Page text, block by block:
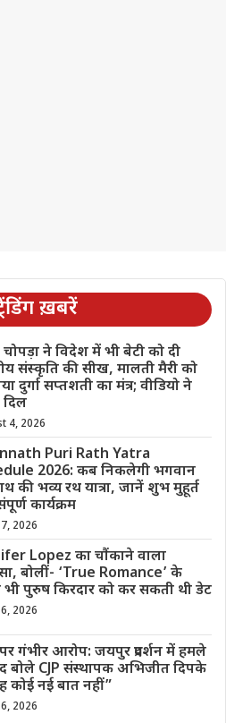
ख़बरें
चोपड़ा ने विदेश में भी बेटी को दी
संस्कृति की सीख, मालती मैरी को
दुर्गा सप्तशती का मंत्र; वीडियो ने
दिल
4, 2026
Puri Rath Yatra
2026: कब निकलेगी भगवान
की भव्य रथ यात्रा, जानें शुभ मुहूर्त
कार्यक्रम
2026
Lopez का चौंकाने वाला
बोलीं- ‘True Romance’ के
भी पुरुष किरदार को कर सकती थी डेट
2026
गंभीर आरोप: जयपुर प्रदर्शन में हमले
बोले CJP संस्थापक अभिजीत दिपके
कोई नई बात नहीं”
2026